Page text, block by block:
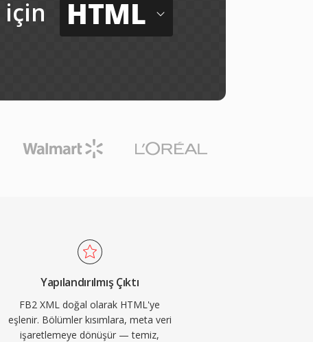
için HTML
Yapılandırılmış Çıktı
FB2 XML doğal olarak HTML'ye
eşlenir. Bölümler kısımlara, meta veri
işaretlemeye dönüşür — temiz,